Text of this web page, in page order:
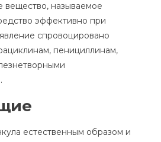
вещество, называемое
эффективно при
спровоцировано
пенициллинам,
естественным образом и